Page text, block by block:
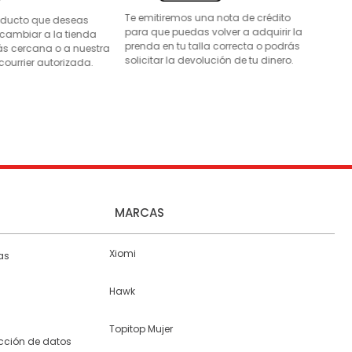
que deseas
a la tienda
cercana o a nuestra
autorizada.
Te emitiremos una nota de crédito
para que puedas volver a adquirir la
prenda en tu talla correcta o podrás
solicitar la devolución de tu dinero.
de datos
MARCAS
Xiomi
Hawk
Topitop Mujer